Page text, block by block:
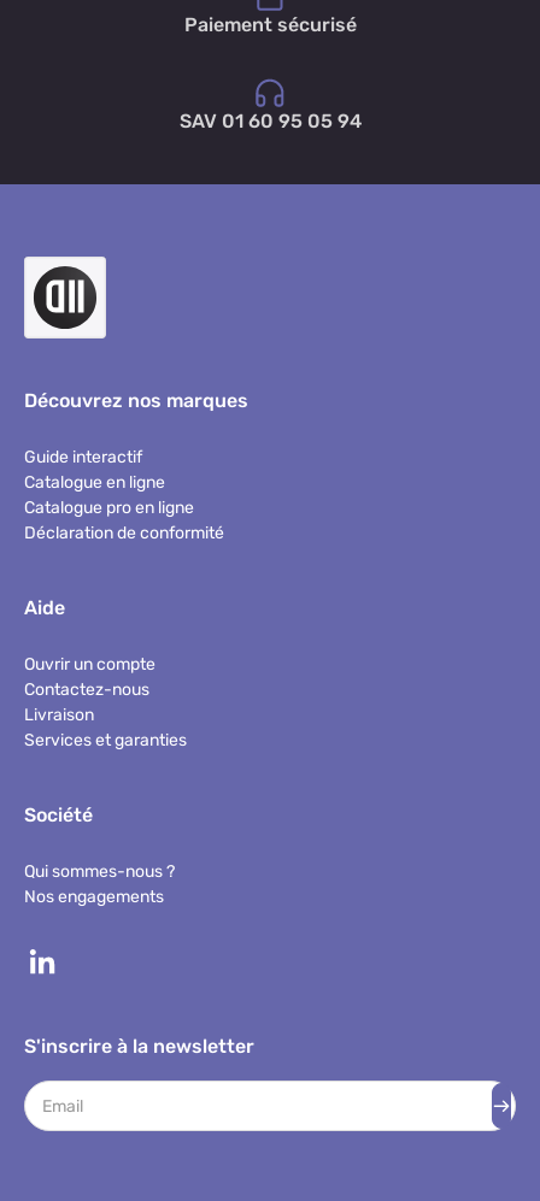
Paiement sécurisé
SAV 01 60 95 05 94
Découvrez nos marques
Guide interactif
Catalogue en ligne
Catalogue pro en ligne
Déclaration de conformité
Aide
Ouvrir un compte
Contactez-nous
Livraison
Services et garanties
Société
Qui sommes-nous ?
Nos engagements
S'inscrire à la newsletter
Adresse mail